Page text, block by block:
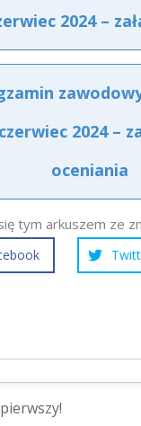
2024 –
czerwiec 2024 –
oceniania
tym arkuszem ze